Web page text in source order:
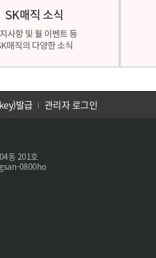
발급 관리자 로그인
동 201호
0800ho